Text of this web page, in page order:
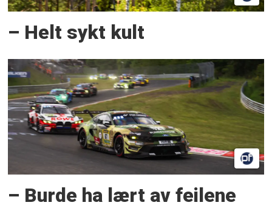
– Helt sykt kult
– Burde ha lært av feilene